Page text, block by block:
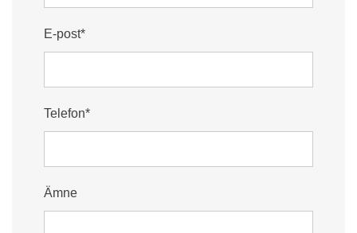
E-post*
Telefon*
Ämne